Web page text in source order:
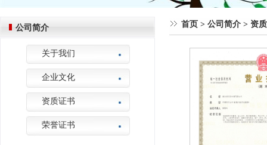
公司简介
关于我们
企业文化
资质证书
荣誉证书
首页 > 公司简介 > 资